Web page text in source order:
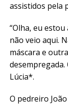
assistidos pela
“Olha, eu
não veio aqui.
máscara e
desempregada.
Lúcia*.
O pedreiro